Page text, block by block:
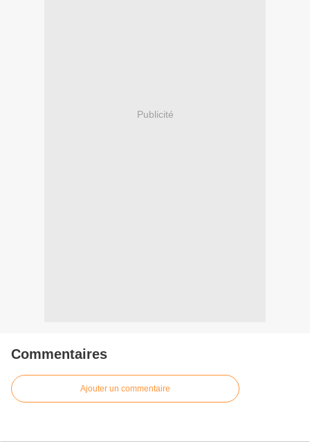
Publicité
Commentaires
Ajouter un commentaire